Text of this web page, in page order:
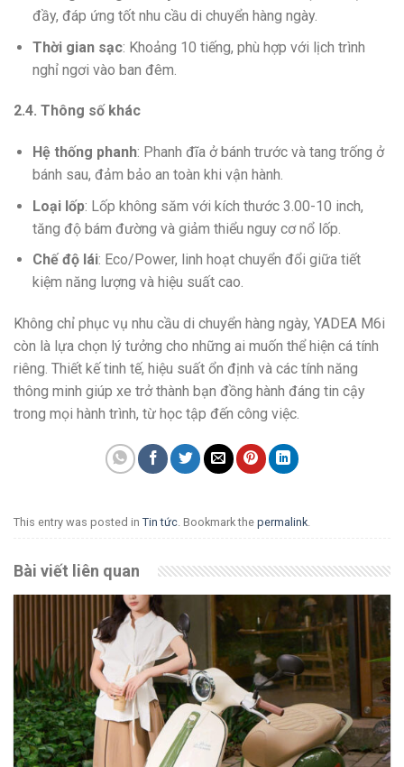
đầy, đáp ứng tốt nhu cầu di chuyển hàng ngày.
Thời gian sạc: Khoảng 10 tiếng, phù hợp với lịch trình
nghỉ ngơi vào ban đêm.
2.4. Thông số khác
Hệ thống phanh: Phanh đĩa ở bánh trước và tang trống ở
bánh sau, đảm bảo an toàn khi vận hành.
Loại lốp: Lốp không săm với kích thước 3.00-10 inch,
tăng độ bám đường và giảm thiểu nguy cơ nổ lốp.
Chế độ lái: Eco/Power, linh hoạt chuyển đổi giữa tiết
kiệm năng lượng và hiệu suất cao.
Không chỉ phục vụ nhu cầu di chuyển hàng ngày, YADEA M6i
còn là lựa chọn lý tưởng cho những ai muốn thể hiện cá tính
riêng. Thiết kế tinh tế, hiệu suất ổn định và các tính năng
thông minh giúp xe trở thành bạn đồng hành đáng tin cậy
trong mọi hành trình, từ học tập đến công việc.
This entry was posted in Tin tức . Bookmark the permalink
Bài viết liên quan